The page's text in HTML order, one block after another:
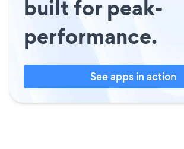
built for peak-
performance.
See apps in action